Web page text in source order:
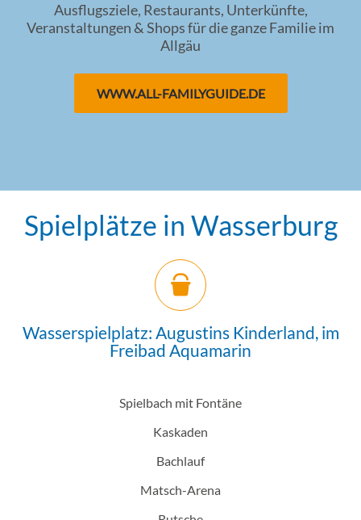
Ausflugsziele, Restaurants, Unterkünfte,
Veranstaltungen & Shops für die ganze Familie im
Allgäu
WWW.ALL-FAMILYGUIDE.DE
Einleitung
Spielplätze in Wasserburg
Abschnitt für Icons und Features
Wasserspielplatz: Augustins Kinderland, im
Freibad Aquamarin
Spielbach mit Fontäne
Kaskaden
Bachlauf
Matsch-Arena